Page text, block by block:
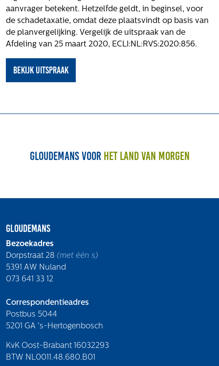
aanvrager betekent. Hetzelfde geldt, in beginsel, voor
de schadetaxatie, omdat deze plaatsvindt op basis van
de planvergelijking. Vergelijk de uitspraak van de
Afdeling van 25 maart 2020, ECLI:NL:RVS:2020:856.
Bekijk uitspraak
Gloudemans voor het land van morgen
Gloudemans
Bezoekadres
Dorpstraat 28 (met één s)
5391 AW Nuland
073 641 33 12
Correspondentieadres
Postbus 5044
5201 GA 's-Hertogenbosch
KvK Oost-Brabant 16032293
BTW NL0011.48.680.B01